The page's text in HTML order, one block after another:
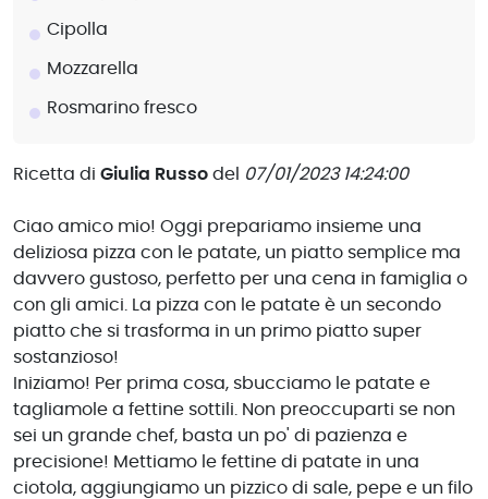
Ricetta di Giulia Russo del 07/01/2023 14:24:00
Ciao amico mio! Oggi prepariamo insieme una
deliziosa pizza con le patate, un piatto semplice ma
davvero gustoso, perfetto per una cena in famiglia o
con gli amici. La pizza con le patate è un secondo
piatto che si trasforma in un primo piatto super
sostanzioso!
Iniziamo! Per prima cosa, sbucciamo le patate e
tagliamole a fettine sottili. Non preoccuparti se non
sei un grande chef, basta un po' di pazienza e
precisione! Mettiamo le fettine di patate in una
ciotola, aggiungiamo un pizzico di sale, pepe e un filo
Cipolla
Mozzarella
Rosmarino fresco